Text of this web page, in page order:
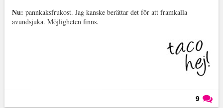
Nu: pannkaksfrukost. Jag kanske berättar det för att framkalla
avundsjuka. Möjligheten finns.
9